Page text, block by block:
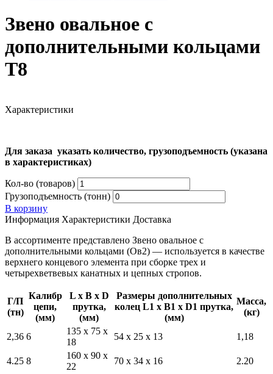
Звено овальное с
дополнительными кольцами
Т8
Характеристики
Для заказа указать количество, грузоподъемность (указана
в характеристиках)
Кол-во (товаров)
Грузоподъемность (тонн)
В корзину
Информация Характеристики Доставка
В ассортименте представлено Звено овальное с
дополнительными кольцами (Ов2) — используется в качестве
верхнего концевого элемента при сборке трех и
четырехветвевых канатных и цепных стропов.
Г/П
(тн)
Калибр
цепи,
(мм)
L x B x D
прутка,
(мм)
Размеры дополнительных
колец L1 x B1 x D1 прутка,
(мм)
Масса,
(кг)
2,36 6
135 х 75 х
18
54 х 25 х 13 1,18
4.25 8
160 x 90 x
22
70 x 34 x 16 2.20